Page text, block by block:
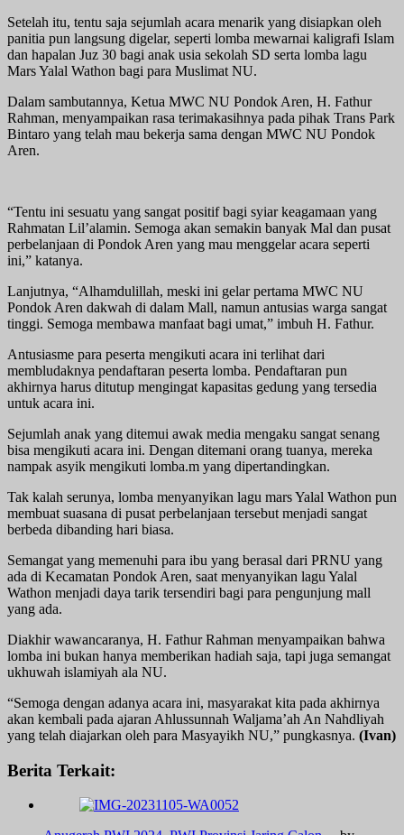
Setelah itu, tentu saja sejumlah acara menarik yang disiapkan oleh
panitia pun langsung digelar, seperti lomba mewarnai kaligrafi Islam
dan hapalan Juz 30 bagi anak usia sekolah SD serta lomba lagu
Mars Yalal Wathon bagi para Muslimat NU.
Dalam sambutannya, Ketua MWC NU Pondok Aren, H. Fathur
Rahman, menyampaikan rasa terimakasihnya pada pihak Trans Park
Bintaro yang telah mau bekerja sama dengan MWC NU Pondok
Aren.
“Tentu ini sesuatu yang sangat positif bagi syiar keagamaan yang
Rahmatan Lil’alamin. Semoga akan semakin banyak Mal dan pusat
perbelanjaan di Pondok Aren yang mau menggelar acara seperti
ini,” katanya.
Lanjutnya, “Alhamdulillah, meski ini gelar pertama MWC NU
Pondok Aren dakwah di dalam Mall, namun antusias warga sangat
tinggi. Semoga membawa manfaat bagi umat,” imbuh H. Fathur.
Antusiasme para peserta mengikuti acara ini terlihat dari
membludaknya pendaftaran peserta lomba. Pendaftaran pun
akhirnya harus ditutup mengingat kapasitas gedung yang tersedia
untuk acara ini.
Sejumlah anak yang ditemui awak media mengaku sangat senang
bisa mengikuti acara ini. Dengan ditemani orang tuanya, mereka
nampak asyik mengikuti lomba.m yang dipertandingkan.
Tak kalah serunya, lomba menyanyikan lagu mars Yalal Wathon pun
membuat suasana di pusat perbelanjaan tersebut menjadi sangat
berbeda dibanding hari biasa.
Semangat yang memenuhi para ibu yang berasal dari PRNU yang
ada di Kecamatan Pondok Aren, saat menyanyikan lagu Yalal
Wathon menjadi daya tarik tersendiri bagi para pengunjung mall
yang ada.
Diakhir wawancaranya, H. Fathur Rahman menyampaikan bahwa
lomba ini bukan hanya memberikan hadiah saja, tapi juga semangat
ukhuwah islamiyah ala NU.
“Semoga dengan adanya acara ini, masyarakat kita pada akhirnya
akan kembali pada ajaran Ahlussunnah Waljama’ah An Nahdliyah
yang telah diajarkan oleh para Masyayikh NU,” pungkasnya. (Ivan)
Berita Terkait: